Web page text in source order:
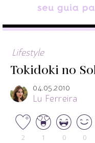
Lifestyle
Tokidoki no
04.05.2010
Lu Ferreira
2 1 0 0